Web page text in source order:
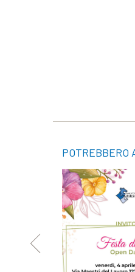
POTREBBERO